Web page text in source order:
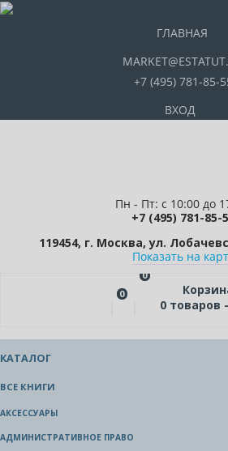
ГЛАВНАЯ
+7 (495) 781-85-
ВХОД
Пн - Пт: с 10:00 до
+7 (495) 781-85-
119454, г. Москва, ул.
Показать на
0
0
0 товаров
КАТАЛОГ
ВСЕ КНИГИ
АКСЕССУАРЫ
АДМИНИСТРАТИВНОЕ ПРАВО